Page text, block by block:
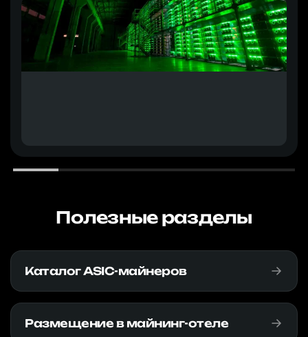
Полезные разделы
Каталог ASIC-майнеров
Размещение в майнинг-отеле